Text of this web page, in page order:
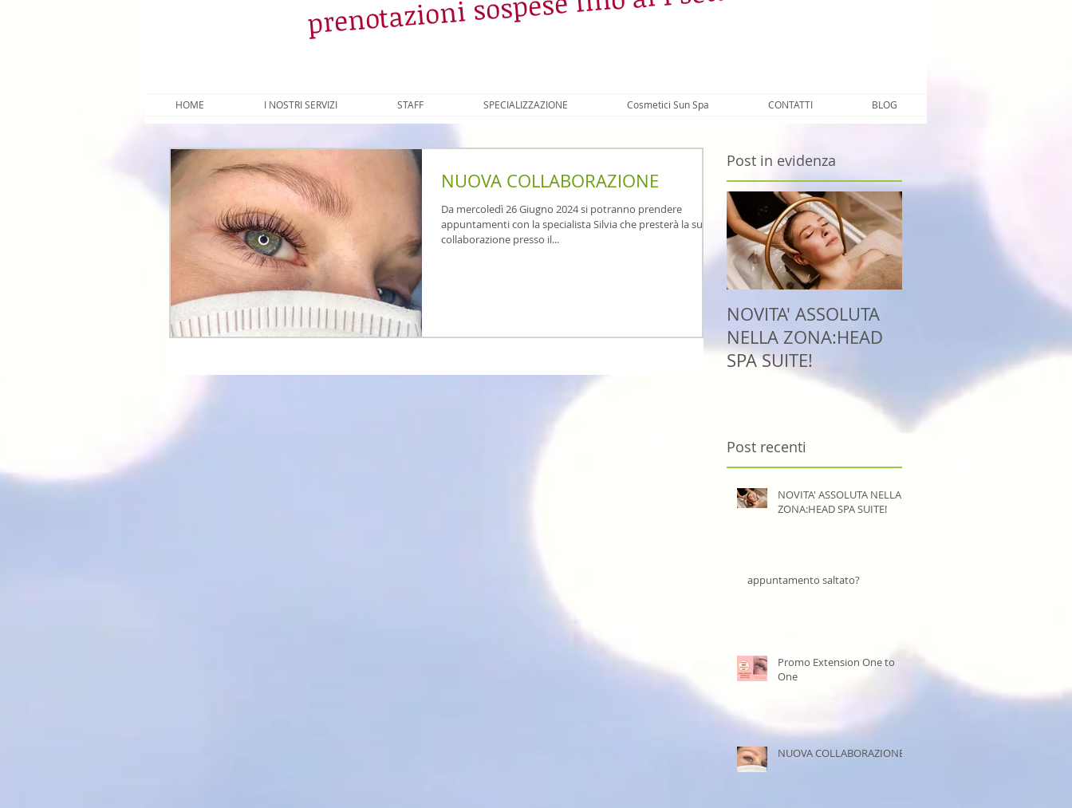
HOME I NOSTRI SERVIZI STAFF SPECIALIZZAZIONE Cosmetici Sun Spa CONTATTI BLOG
NUOVA COLLABORAZIONE
Da mercoledì 26 Giugno 2024 si potranno prendere
appuntamenti con la specialista Silvia che presterà la sua
collaborazione presso il...
Post in evidenza
NOVITA' ASSOLUTA
NELLA ZONA:HEAD
SPA SUITE!
Post recenti
NOVITA' ASSOLUTA NELLA
ZONA:HEAD SPA SUITE!
appuntamento saltato?
Promo Extension One to
One
NUOVA COLLABORAZIONE